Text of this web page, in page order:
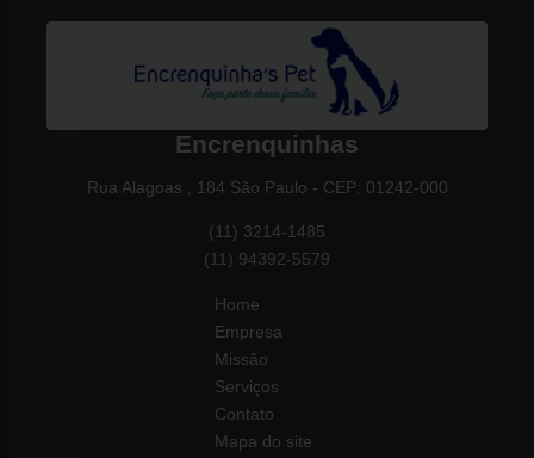
Encrenquinhas
Rua Alagoas , 184 São Paulo - CEP: 01242-000
(11) 3214-1485
(11) 94392-5579
Home
Empresa
Missão
Serviços
Contato
Mapa do site